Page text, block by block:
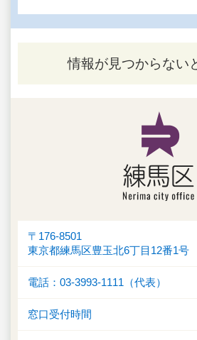
情報が見つからない
〒176-8501
東京都練馬区豊玉北6丁目12番1号
電話：03-3993-1111（代表）
窓口受付時間